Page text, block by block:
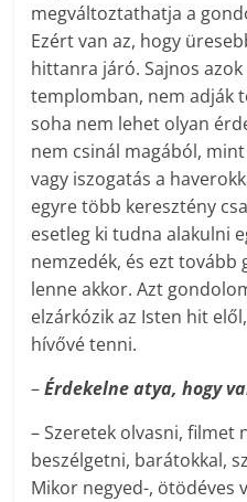
megváltoztathatja a
Ezért van az, hogy
hittanra járó. Sajnos
templomban, nem adják
soha nem lehet olyan
nem csinál magából,
vagy iszogatás a
egyre több keresztény
esetleg ki tudna alakulni
nemzedék, és ezt
lenne akkor. Azt
elzárkózik az Isten hit
hívővé tenni.
–Érdekelne atya, hogy
– Szeretek olvasni, filmet
beszélgetni, barátokkal,
Mikor negyed-, ötödéves